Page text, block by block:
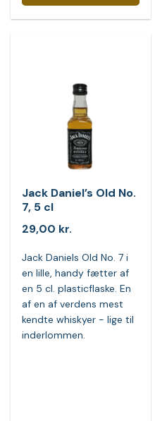
Jack Daniel’s Old No.
7, 5 cl
29,00 kr.
Jack Daniels Old No. 7 i
en lille, handy fætter af
en 5 cl. plasticflaske. En
af en af verdens mest
kendte whiskyer - lige til
inderlommen.